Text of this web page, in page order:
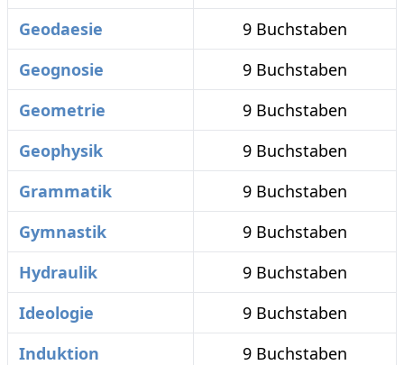
Geodaesie
9 Buchstaben
Geognosie
9 Buchstaben
Geometrie
9 Buchstaben
Geophysik
9 Buchstaben
Grammatik
9 Buchstaben
Gymnastik
9 Buchstaben
Hydraulik
9 Buchstaben
Ideologie
9 Buchstaben
Induktion
9 Buchstaben